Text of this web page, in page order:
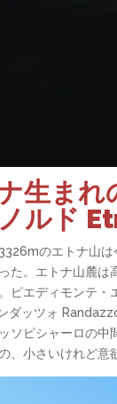
生ま
ルド
のエトナ山
た。エトナ山麓
ピエディモンテ
ダッツォ
ソピシャーロの
、小さいけれど意